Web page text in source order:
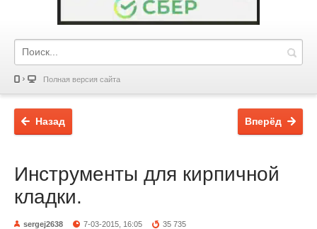
Полная версия сайта
Вперёд
Назад
Инструменты для кирпичной
кладки.
sergej2638 7-03-2015, 16:05 35 735